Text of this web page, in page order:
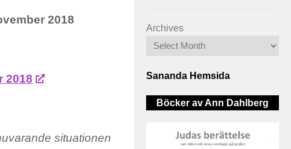
2018
2018
situationen
Archives
Sananda Hemsida
Böcker av Ann Dahlberg